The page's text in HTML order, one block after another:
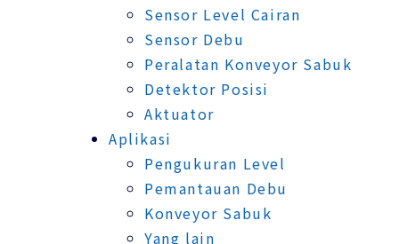
Sensor Level Cairan
Sensor Debu
Peralatan Konveyor Sabuk
Detektor Posisi
Aktuator
Aplikasi
Pengukuran Level
Pemantauan Debu
Konveyor Sabuk
Yang lain